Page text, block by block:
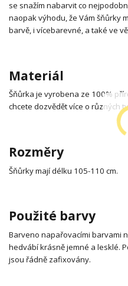
se snažím nabarvit co
naopak výhodu, že Vám šňůrky
barvě, i vícebarevné, a také ve
Materiál
Šňůrka je vyrobena ze 100%
chcete dozvědět více o různých
Rozměry
Šňůrky mají délku 105-110 cm.
Použité barvy
Barveno napařovacími barvami
hedvábí krásně jemné a lesklé.
jsou řádně zafixovány.